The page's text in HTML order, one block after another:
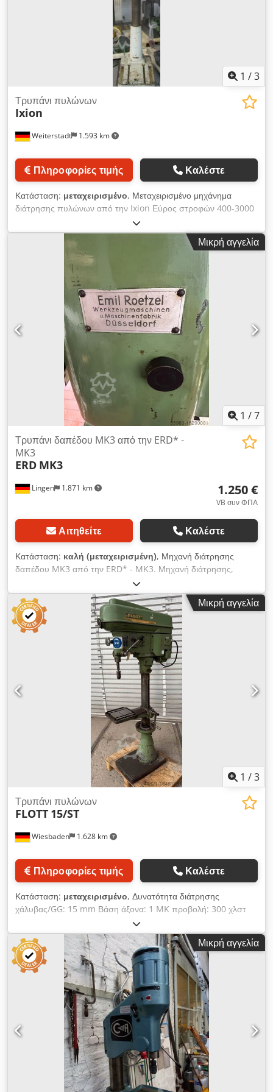
Ταχυτσόκ 1 έως 16 mm Διαστάσεις Μ x Π x Υ 900 x 550 x
1650/2080 mm Βάρος 250 kg Πολύ καλή κατάσταση
1 /3
Weiterstadt 1.593 km
Τρυπάνι πυλώνων
Ixion
Πληροφορίες τιμής Καλέστε
Κατάσταση: μεταχειρισμένο, Μεταχειρισμένο μηχάνημα
διάτρησης πυλώνων από την Ixion Εύρος στροφών 400-3000
στροφές ανά λεπτό. Κάτοχος Mk2 Ικανότητα διάτρησης έως
και 18mm Dkjdehcr I Ejpfx Apasr
Μικρή αγγελία
1 /7
Lingen 1.871 km
Τρυπάνι δαπέδου MK3 από την ERD* -
MK3
ERD MK3
1.250 €
VB συν ΦΠΑ
Αιτηθείτε Καλέστε
Κατάσταση: καλή (μεταχειρισμένη), Μηχανή διάτρησης
δαπέδου MK3 από την ERD* - MK3. Μηχανή διάτρησης,
μηχανή διάτρησης στύλων, μηχανή διάτρησης στύλων
-Παράδοση: σε κατάσταση όπως επιθεωρήθηκε -Κινητήρας:
HEW 0,8 kW -Μέγεθος τραπεζιού: Ø 355 mm -Κατάστημα
ατράκτου: MK3 -Απόσταση διαδρομής: 500 mm -Εκπέτασμα:
300 mm -Στύλοι: Ø 110 mm -Ελίσθησης ατράκτου: 150 mm
-Μετάδοση μέσω: Διαστάσεις: 850/500/H1850 mm -Βάρος:
294 kg Κατάσταση: μεταχειρισμένο Dkodpfxjtvfhvj Apaer
Μικρή αγγελία
1 /3
Wiesbaden 1.628 km
Τρυπάνι πυλώνων
FLOTT 15/ST
Πληροφορίες τιμής Καλέστε
Κατάσταση: μεταχειρισμένο, Δυνατότητα διάτρησης
χάλυβας/GG: 15 mm Βάση άξονα: 1 MK προβολή: 300 χλστ
Μέγεθος τραπεζιού: 210 x 300 mm Διαδρομή πτερυγίων: 110
mm Ταχύτητες ατράκτου: 200 - 3000 rpm Κινητήρας: 380 V,
1,1 kW Dedpevxpp Hefx Apaskr Απαίτηση χώρου: 850 x 420
x 1860 mm Βάρος: 220 kg
Μικρή αγγελία